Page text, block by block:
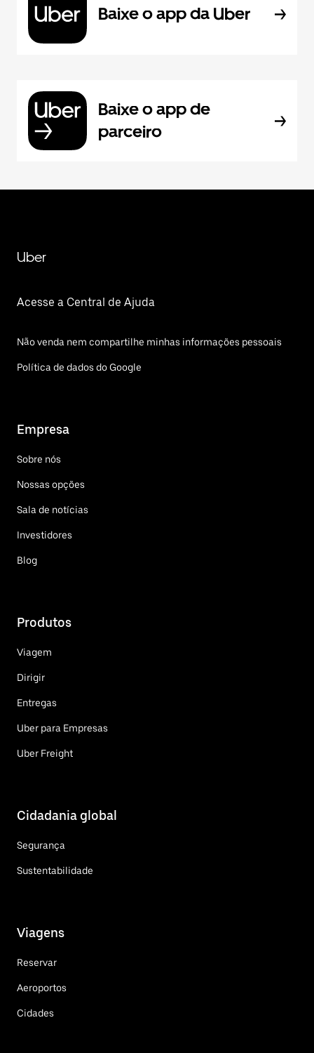
Baixe o app da Uber
Baixe o app de
parceiro
Uber
Acesse a Central de Ajuda
Não venda nem compartilhe minhas informações pessoais
Política de dados do Google
Empresa
Sobre nós
Nossas opções
Sala de notícias
Investidores
Blog
Produtos
Viagem
Dirigir
Entregas
Uber para Empresas
Uber Freight
Cidadania global
Segurança
Sustentabilidade
Viagens
Reservar
Aeroportos
Cidades